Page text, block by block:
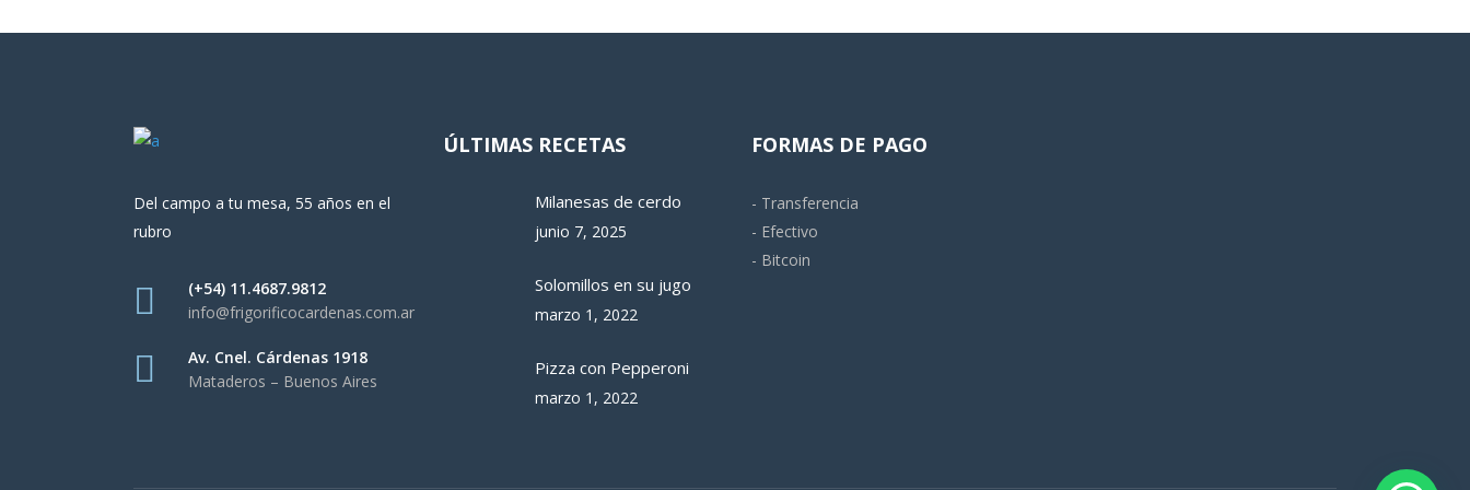
Del campo a tu mesa, 55 años en el
rubro
(+54) 11.4687.9812
info@frigorificocardenas.com.ar
Av. Cnel. Cárdenas 1918
Mataderos – Buenos Aires
ÚLTIMAS RECETAS
Milanesas de cerdo
junio 7, 2025
Solomillos en su jugo
marzo 1, 2022
Pizza con Pepperoni
marzo 1, 2022
FORMAS DE PAGO
- Transferencia
- Efectivo
- Bitcoin